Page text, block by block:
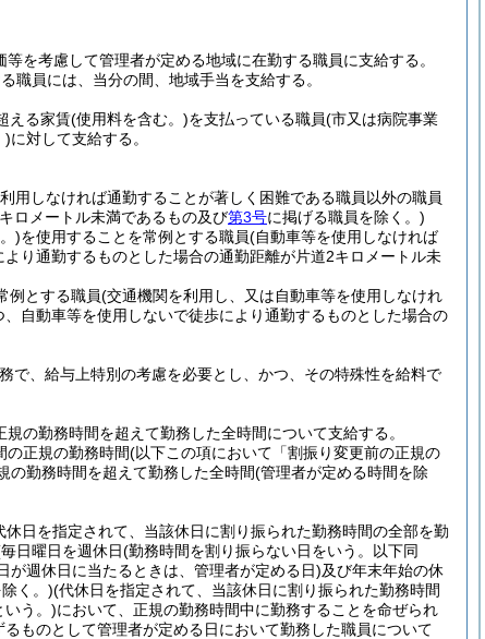
を考慮して管理者が定める地域に在勤する職員に支給する。
職員には、当分の間、地域手当を支給する。
える家賃(使用料を含む。)を支払っている職員(市又は病院事業
)に対して支給する。
用しなければ通勤することが著しく困難である職員以外の職員
ロメートル未満であるもの及び第3号に掲げる職員を除く。)
)を使用することを常例とする職員(自動車等を使用しなければ
り通勤するものとした場合の通勤距離が片道2キロメートル未
例とする職員(交通機関を利用し、又は自動車等を使用しなけれ
自動車等を使用しないで徒歩により通勤するものとした場合の
で、給与上特別の考慮を必要とし、かつ、その特殊性を給料で
の勤務時間を超えて勤務した全時間について支給する。
の正規の勤務時間(以下この項において「割振り変更前の正規の
の勤務時間を超えて勤務した全時間(管理者が定める時間を除
休日を指定されて、当該休日に割り振られた勤務時間の全部を勤
日曜日を週休日(勤務時間を割り振らない日をいう。以下同
が週休日に当たるときは、管理者が定める日)及び年末年始の休
く。)(代休日を指定されて、当該休日に割り振られた勤務時間
いう。)において、正規の勤務時間中に勤務することを命ぜられ
るものとして管理者が定める日において勤務した職員について